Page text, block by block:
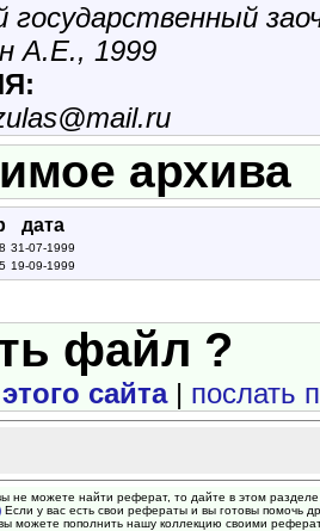
государственный
А.Е., 1999
архива
дата
31-07-1999
19-09-1999
файл ?
сайта| послать
не можете найти реферат, то дайте в этом
Если у вас есть свои рефераты и вы готовы помочь
можете пополнить нашу коллекцию своими